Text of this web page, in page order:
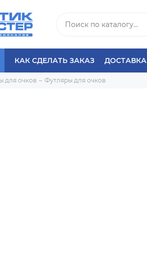
КАК СДЕЛАТЬ ЗАКАЗ ДОСТАВКА
для очков Футляры для очков